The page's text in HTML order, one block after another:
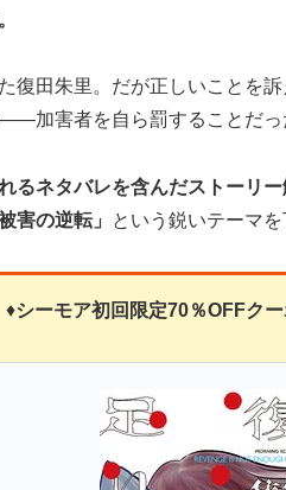
復田朱里。だが正しいことを
加害者を自ら罰することだっ
るネタバレを含んだストーリ
害の逆転」 という鋭いテーマ
♦シーモア初回限定70％OFFク